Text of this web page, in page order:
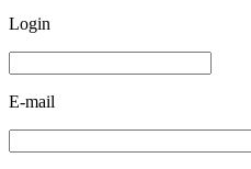
Login
E-mail